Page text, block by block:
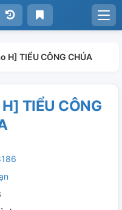
H] TIỂU CÔNG CHÚA
TIỂU CÔNG